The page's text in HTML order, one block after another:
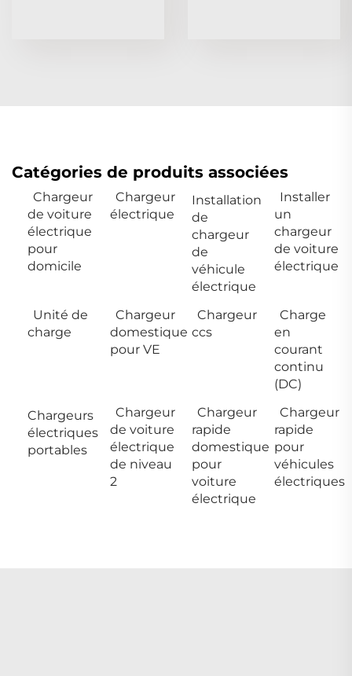
Catégories de produits associées
Chargeur
de voiture
électrique
pour
domicile
Chargeur
électrique
Installation
de
chargeur
de
véhicule
électrique
Installer
un
chargeur
de voiture
électrique
Unité de
charge
Chargeur
domestique
pour VE
Chargeur
ccs
Charge
en
courant
continu
(DC)
Chargeurs
électriques
portables
Chargeur
de voiture
électrique
de niveau
2
Chargeur
rapide
domestique
pour
voiture
électrique
Chargeur
rapide
pour
véhicules
électriques